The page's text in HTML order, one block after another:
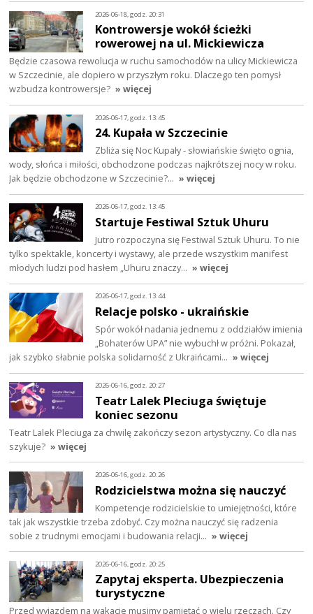
2026-06-18, godz. 20:31
Kontrowersje wokół ścieżki
rowerowej na ul. Mickiewicza
Będzie czasowa rewolucja w ruchu samochodów na ulicy Mickiewicza
w Szczecinie, ale dopiero w przyszłym roku. Dlaczego ten pomysł
wzbudza kontrowersje? » więcej
2026-06-17, godz. 13:45
24. Kupała w Szczecinie
Zbliża się Noc Kupały - słowiańskie święto ognia,
wody, słońca i miłości, obchodzone podczas najkrótszej nocy w roku.
Jak będzie obchodzone w Szczecinie?… » więcej
2026-06-17, godz. 13:45
Startuje Festiwal Sztuk Uhuru
Jutro rozpoczyna się Festiwal Sztuk Uhuru. To nie
tylko spektakle, koncerty i wystawy, ale przede wszystkim manifest
młodych ludzi pod hasłem „Uhuru znaczy… » więcej
2026-06-17, godz. 13:44
Relacje polsko - ukraińskie
Spór wokół nadania jednemu z oddziałów imienia
„Bohaterów UPA” nie wybuchł w próżni. Pokazał,
jak szybko słabnie polska solidarność z Ukraińcami… » więcej
2026-06-16, godz. 20:27
Teatr Lalek Pleciuga świętuje
koniec sezonu
Teatr Lalek Pleciuga za chwilę zakończy sezon artystyczny. Co dla nas
szykuje? » więcej
2026-06-16, godz. 20:26
Rodzicielstwa można się nauczyć
Kompetencje rodzicielskie to umiejętności, które
tak jak wszystkie trzeba zdobyć. Czy można nauczyć się radzenia
sobie z trudnymi emocjami i budowania relacji… » więcej
2026-06-16, godz. 20:25
Zapytaj eksperta. Ubezpieczenia
turystyczne
Przed wyjazdem na wakacje musimy pamiętać o wielu rzeczach. Czy